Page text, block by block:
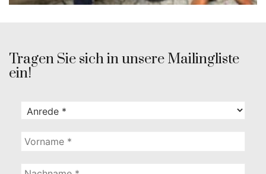
Tragen Sie sich in unsere Mailingliste
ein!